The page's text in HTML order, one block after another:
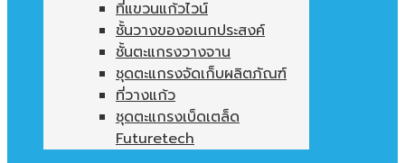
ที่แขวนแก้วไวน์
ชั้นวางของอเนกประสงค์
ชั้นตะแกรงวางจาน
ชุดตะแกรงจัดเก็บผลิตภัณฑ์
ที่วางแก้ว
ชุดตะแกรงเบ็ดเตล็ด
Futuretech